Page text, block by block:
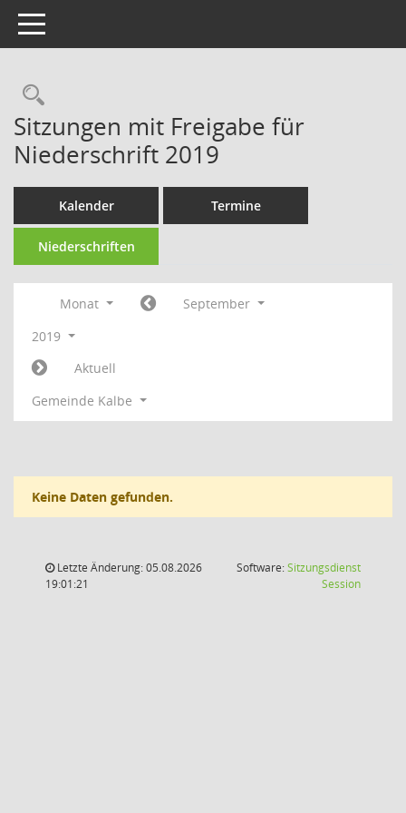
Toggle navigation
Rechercheauswahl
Sitzungen mit Freigabe für
Niederschrift 2019
Kalender Termine
Niederschriften
Monat
September
2019
Aktuell
Gemeinde Kalbe
Keine Daten gefunden.
Letzte Änderung: 05.08.2026
19:01:21
Software:Sitzungsdienst
Session(Wird in